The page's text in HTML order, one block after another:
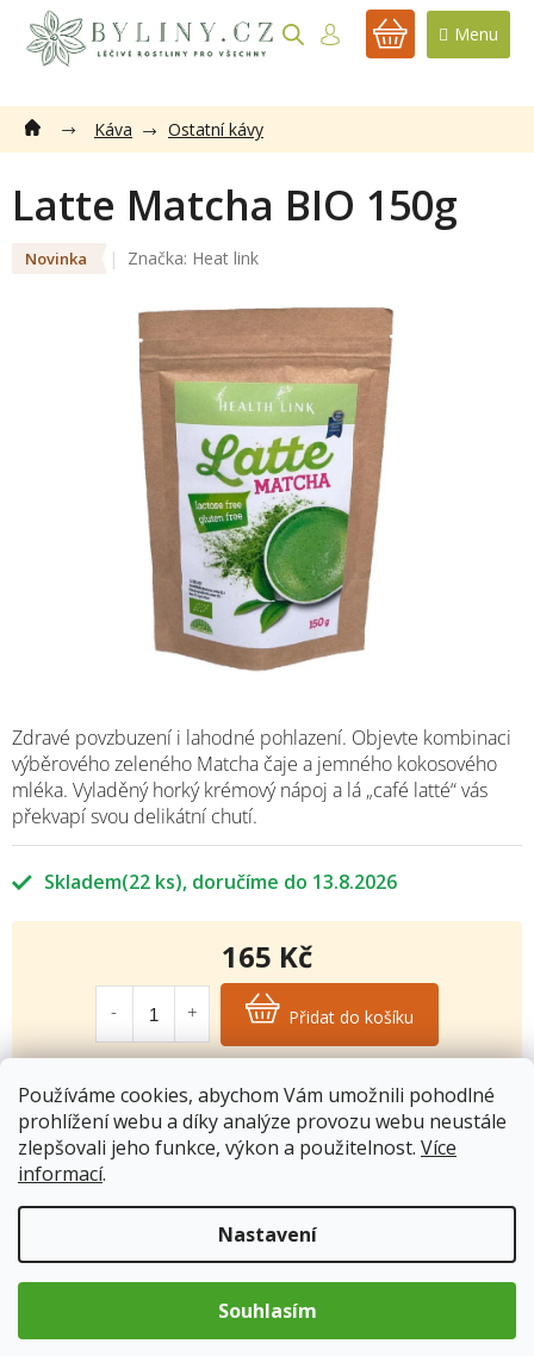
Používáme cookies, abychom Vám umožnili pohodlné
prohlížení webu a díky analýze provozu webu neustále
zlepšovali jeho funkce, výkon a použitelnost. Více
informací.
Nastavení
Souhlasím
obsah
NÁKUPNÍ
Káva Ostatní kávy
Latte Matcha BIO 150g
Novinka Značka: Heat link
Skladem(22 ks) 13.8.2026
Zdravé povzbuzení i lahodné pohlazení. Objevte kombinaci
výběrového zeleného Matcha čaje a jemného kokosového
mléka. Vyladěný horký krémový nápoj a lá „café latté“ vás
překvapí svou delikátní chutí.
Kód produktu:
8686
Kategorie:
Ostatní kávy
Hmotnost: 0.3 kg
165 Kč
Měrná
cena:
Přidat do košíku
Popis
BIO MATCHA LATTE